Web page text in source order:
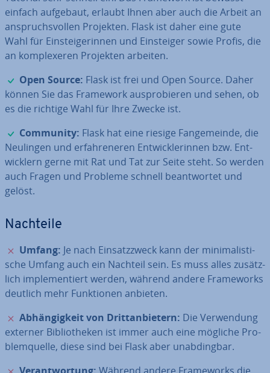
einfach aufgebaut, erlaubt Ihnen aber auch die Arbeit an
an­spruchs­vol­len Projekten. Flask ist daher eine gute
Wahl für Ein­stei­ge­rin­nen und Ein­stei­ger sowie Profis, die
an kom­ple­xe­ren Projekten arbeiten.
✓
Open Source: Flask ist frei und Open Source. Daher
können Sie das Framework aus­pro­bie­ren und sehen, ob
es die richtige Wahl für Ihre Zwecke ist.
✓
Community: Flask hat eine riesige Fan­ge­mein­de, die
Neulingen und er­fah­re­ne­ren Ent­wick­le­rin­nen bzw. Ent­
wick­lern gerne mit Rat und Tat zur Seite steht. So werden
auch Fragen und Probleme schnell be­ant­wor­tet und
gelöst.
Nachteile
✗
Umfang: Je nach Ein­satz­zweck kann der mi­ni­ma­lis­ti­
sche Umfang auch ein Nachteil sein. Es muss alles zu­sätz­
lich im­ple­men­tiert werden, während andere Frame­works
deutlich mehr Funk­tio­nen anbieten.
✗
Ab­hän­gig­keit von Dritt­an­bie­tern: Die Ver­wen­dung
externer Bi­blio­the­ken ist immer auch eine mögliche Pro­
blem­quel­le, diese sind bei Flask aber un­ab­ding­bar.
✗